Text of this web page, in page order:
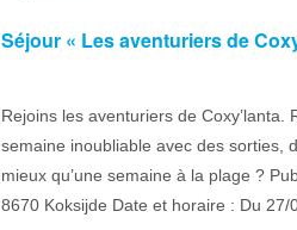
Séjour « Les aventuriers de
Rejoins les aventuriers de
semaine inoubliable avec des sorties,
mieux qu’une semaine à la plage ?
8670 Koksijde Date et horaire : Du